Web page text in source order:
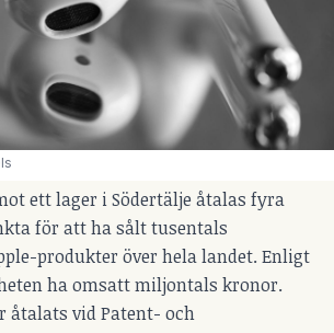
ett lager i Södertälje åtalas fyra
för att ha sålt tusentals
produkter över hela landet. Enligt
ha omsatt miljontals kronor.
åtalats vid Patent- och